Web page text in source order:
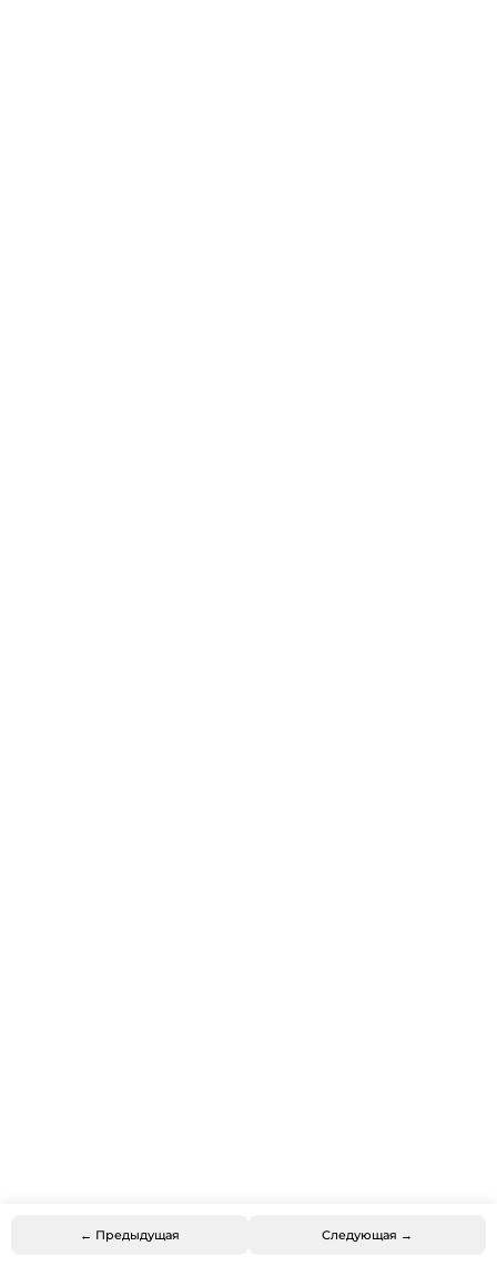
← Предыдущая Следующая →